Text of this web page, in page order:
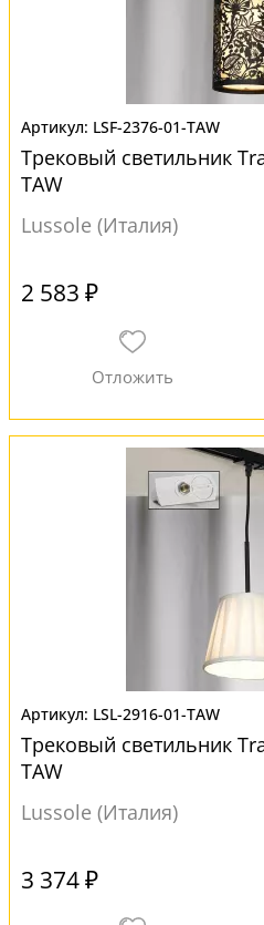
LSF-2376-01-TAW
Трековый светильник
TAW
Lussole (Италия)
2 583 ₽
LSL-2916-01-TAW
Трековый светильник
TAW
Lussole (Италия)
3 374 ₽